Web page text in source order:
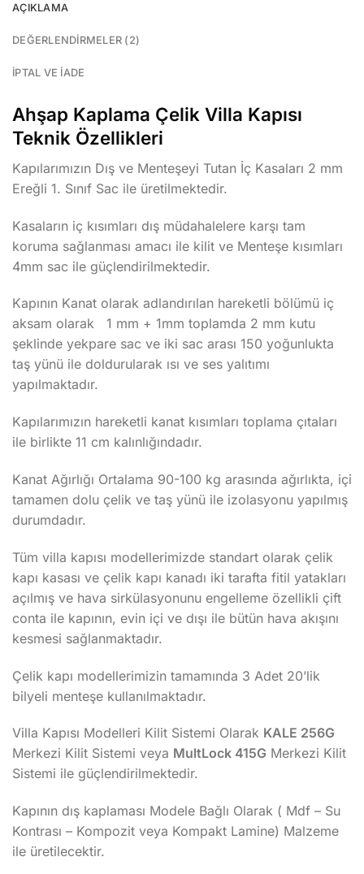
AÇIKLAMA
DEĞERLENDIRMELER (2)
İPTAL VE İADE
Ahşap Kaplama Çelik Villa Kapısı
Teknik Özellikleri
Kapılarımızın Dış ve Menteşeyi Tutan İç Kasaları 2 mm
Ereğli 1. Sınıf Sac ile üretilmektedir.
Kasaların iç kısımları dış müdahalelere karşı tam
koruma sağlanması amacı ile kilit ve Menteşe kısımları
4mm sac ile güçlendirilmektedir.
Kapının Kanat olarak adlandırılan hareketli bölümü iç
aksam olarak 1 mm + 1mm toplamda 2 mm kutu
şeklinde yekpare sac ve iki sac arası 150 yoğunlukta
taş yünü ile doldurularak ısı ve ses yalıtımı
yapılmaktadır.
Kapılarımızın hareketli kanat kısımları toplama çıtaları
ile birlikte 11 cm kalınlığındadır.
Kanat Ağırlığı Ortalama 90-100 kg arasında ağırlıkta, içi
tamamen dolu çelik ve taş yünü ile izolasyonu yapılmış
durumdadır.
Tüm villa kapısı modellerimizde standart olarak çelik
kapı kasası ve çelik kapı kanadı iki tarafta fitil yatakları
açılmış ve hava sirkülasyonunu engelleme özellikli çift
conta ile kapının, evin içi ve dışı ile bütün hava akışını
kesmesi sağlanmaktadır.
Çelik kapı modellerimizin tamamında 3 Adet 20’lik
bilyeli menteşe kullanılmaktadır.
Villa Kapısı Modelleri Kilit Sistemi Olarak KALE 256G
Merkezi Kilit Sistemi veya MultLock 415G Merkezi Kilit
Sistemi ile güçlendirilmektedir.
Kapının dış kaplaması Modele Bağlı Olarak ( Mdf – Su
Kontrası – Kompozit veya Kompakt Lamine) Malzeme
ile üretilecektir.